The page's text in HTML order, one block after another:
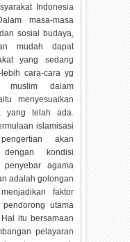
Indonesia
masa-masa
sosial budaya,
mudah dapat
yang sedang
cara-cara yg
muslim dalam
menyesuaikan
yang telah ada.
islamisasi
akan
kondisi
penyebar agama
adalah golongan
faktor
utama
itu bersamaan
pelayaran